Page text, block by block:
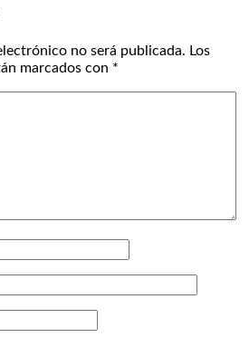
no será publicada. Los
marcados con *